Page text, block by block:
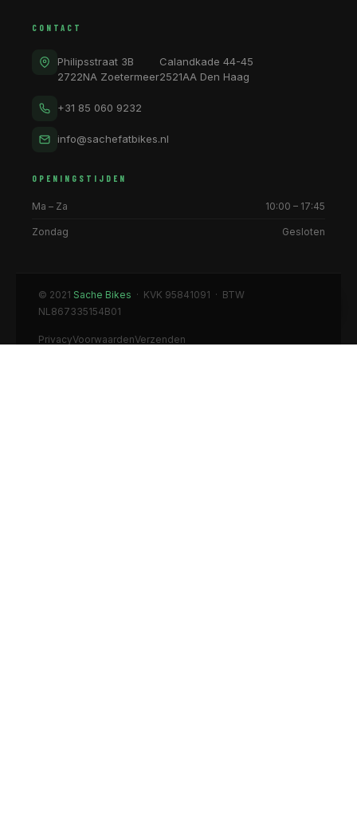
CONTACT
Philipsstraat 3B
2722NA Zoetermeer
Calandkade 44-45
2521AA Den Haag
+31 85 060 9232
info@sachefatbikes.nl
OPENINGSTIJDEN
Ma – Za 10:00 – 17:45
Zondag Gesloten
© 2021 Sache Bikes · KVK 95841091 · BTW
NL867335154B01
PrivacyVoorwaardenVerzenden